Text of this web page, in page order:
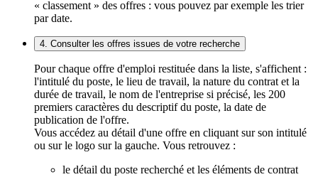
« classement » des offres : vous pouvez par exemple les trier
par date.
4. Consulter les offres issues de votre recherche
Pour chaque offre d'emploi restituée dans la liste, s'affichent :
l'intitulé du poste, le lieu de travail, la nature du contrat et la
durée de travail, le nom de l'entreprise si précisé, les 200
premiers caractères du descriptif du poste, la date de
publication de l'offre.
Vous accédez au détail d'une offre en cliquant sur son intitulé
ou sur le logo sur la gauche. Vous retrouvez :
le détail du poste recherché et les éléments de contrat